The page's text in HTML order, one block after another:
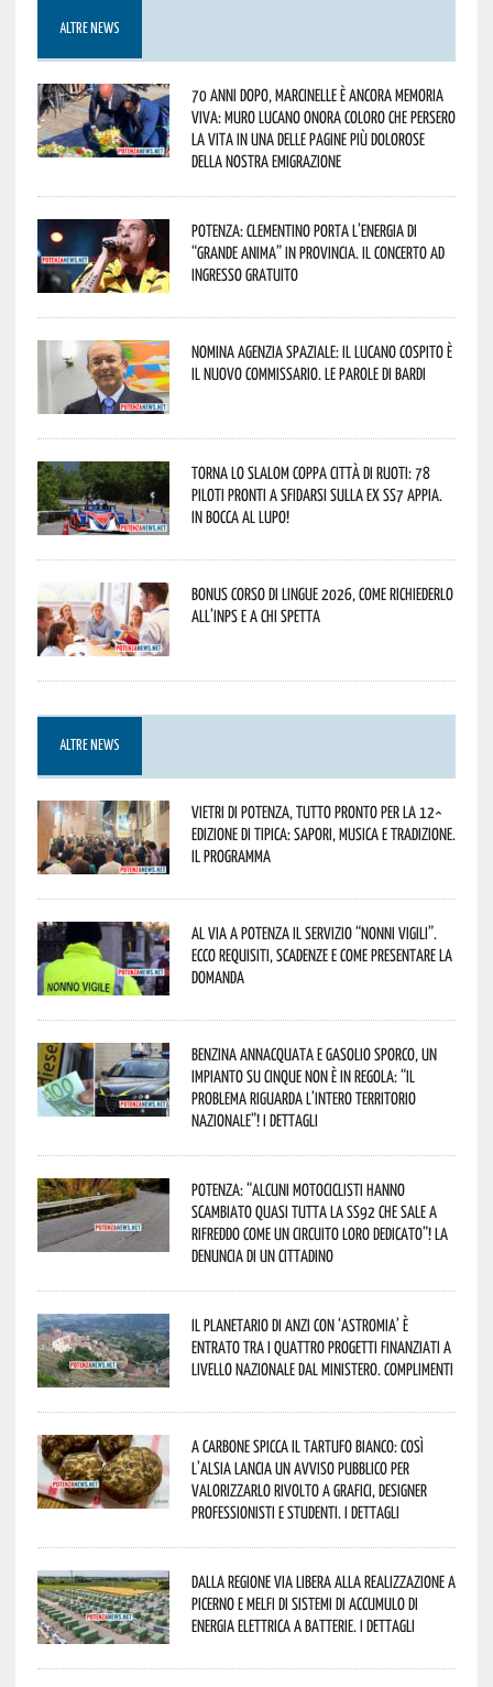
ALTRE NEWS
70 anni dopo, Marcinelle è ancora memoria
viva: Muro Lucano onora coloro che persero
la vita in una delle pagine più dolorose
della nostra emigrazione
Potenza: Clementino porta l’energia di
“Grande Anima” in provincia. Il concerto ad
ingresso gratuito
Nomina Agenzia Spaziale: il lucano Cospito è
il nuovo commissario. Le parole di Bardi
Torna lo Slalom Coppa Città di Ruoti: 78
piloti pronti a sfidarsi sulla ex SS7 Appia.
In bocca al lupo!
Bonus corso di lingue 2026, come richiederlo
all’INPS e a chi spetta
ALTRE NEWS
Vietri di Potenza, tutto pronto per la 12^
Edizione di Tipica: sapori, musica e tradizione.
Il programma
Al via a Potenza il servizio “Nonni Vigili”.
Ecco requisiti, scadenze e come presentare la
domanda
Benzina annacquata e gasolio sporco, un
impianto su cinque non è in regola: “il
problema riguarda l’intero territorio
Nazionale”! I dettagli
Potenza: “alcuni motociclisti hanno
scambiato quasi tutta la SS92 che sale a
Rifreddo come un circuito loro dedicato”! La
denuncia di un cittadino
Il Planetario di Anzi con ‘Astromia’ è
entrato tra i quattro progetti finanziati a
livello nazionale dal Ministero. Complimenti
A Carbone spicca il tartufo bianco: così
l’Alsia lancia un avviso pubblico per
valorizzarlo rivolto a grafici, designer
professionisti e studenti. I dettagli
Dalla Regione via libera alla realizzazione a
Picerno e Melfi di sistemi di accumulo di
energia elettrica a batterie. I dettagli